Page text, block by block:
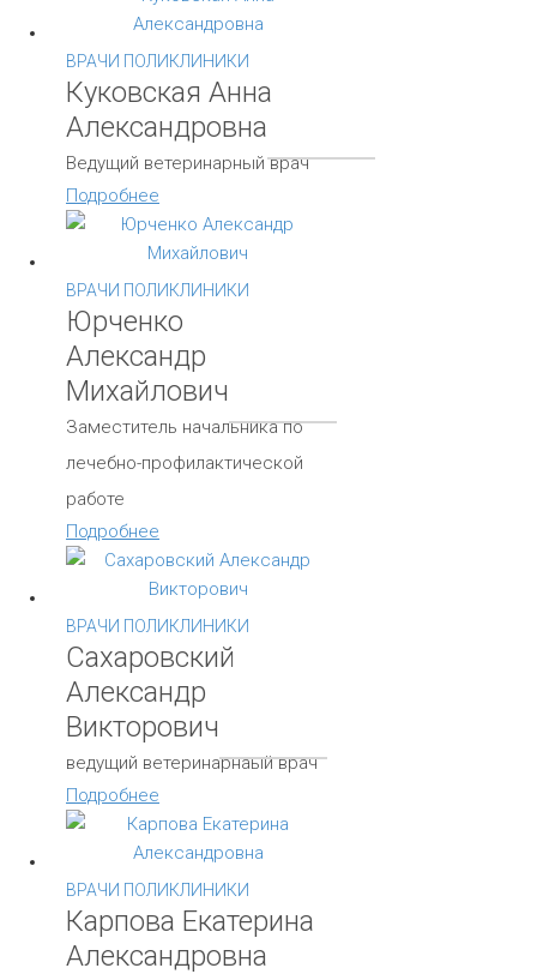
ВРАЧИ ПОЛИКЛИНИКИ
Куковская Анна
Александровна
Ведущий ветеринарный врач
Подробнее
ВРАЧИ ПОЛИКЛИНИКИ
Юрченко
Александр
Михайлович
Заместитель начальника по
лечебно-профилактической
работе
Подробнее
ВРАЧИ ПОЛИКЛИНИКИ
Сахаровский
Александр
Викторович
ведущий ветеринарнаый врач
Подробнее
ВРАЧИ ПОЛИКЛИНИКИ
Карпова Екатерина
Александровна